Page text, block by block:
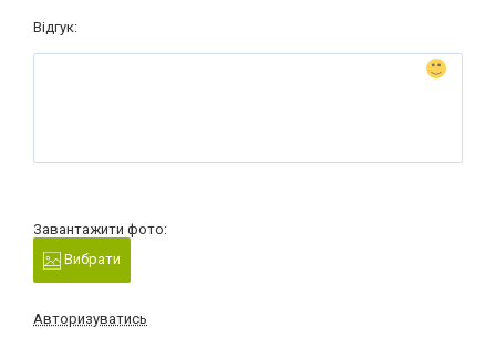
Відгук:
Завантажити фото:
Вибрати
Авторизуватись